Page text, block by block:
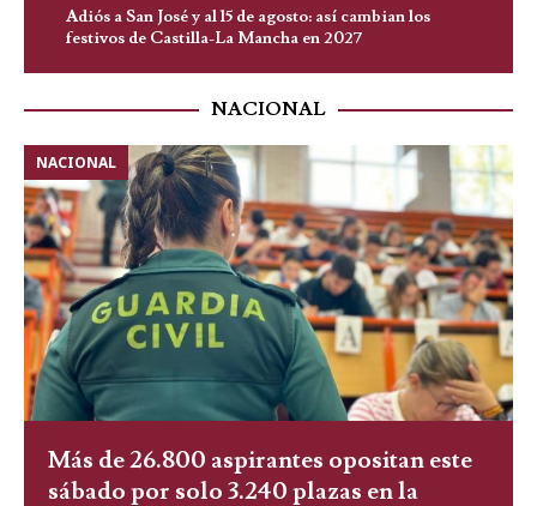
Adiós a San José y al 15 de agosto: así cambian los
festivos de Castilla-La Mancha en 2027
NACIONAL
NACIONAL
Más de 26.800 aspirantes opositan este
sábado por solo 3.240 plazas en la